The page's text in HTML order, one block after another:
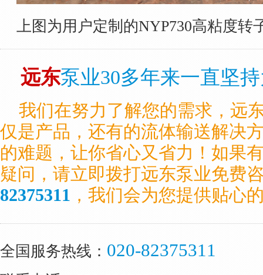
上图为用户定制的NYP730高粘度转
远东泵业30多年来一直坚
我们在努力了解您的需求，远
仅是产品，还有的流体输送解决
的难题，让你省心又省力！如果
疑问，请立即拨打远东泵业免费
82375311 ，我们会为您提供贴心
全国服务热线： 020-82375311